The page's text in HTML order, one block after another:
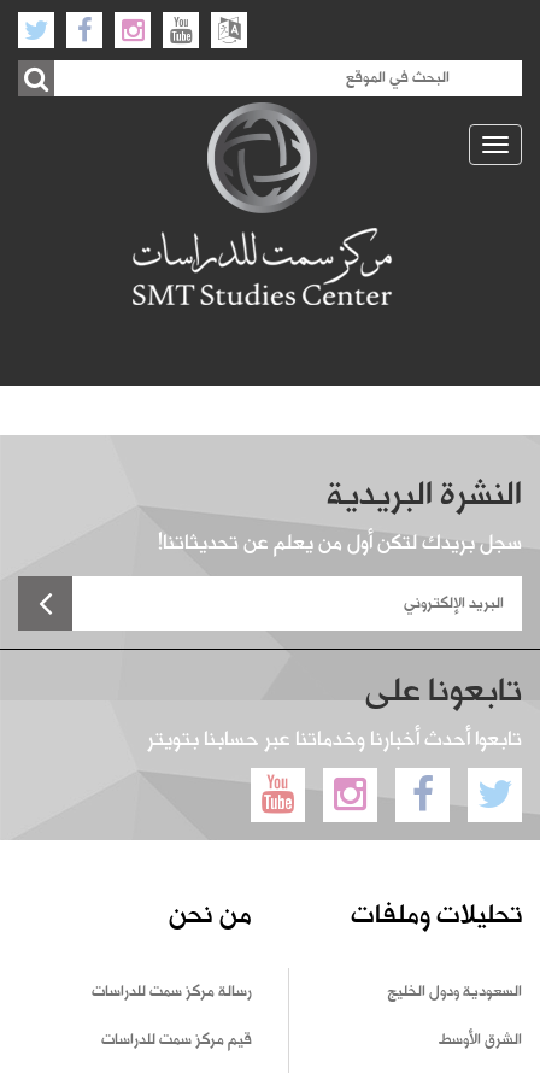
Toggle
navigation
النشرة البريدية
سجل بريدك لتكن أول من يعلم عن تحديثاتنا!
تابعونا على
تابعوا أحدث أخبارنا وخدماتنا عبر حسابنا بتويتر
تحليلات وملفات
السعودية ودول الخليج
الشرق الأوسط
من نحن
رسالة مركز سمت للدراسات
قيم مركز سمت للدراسات